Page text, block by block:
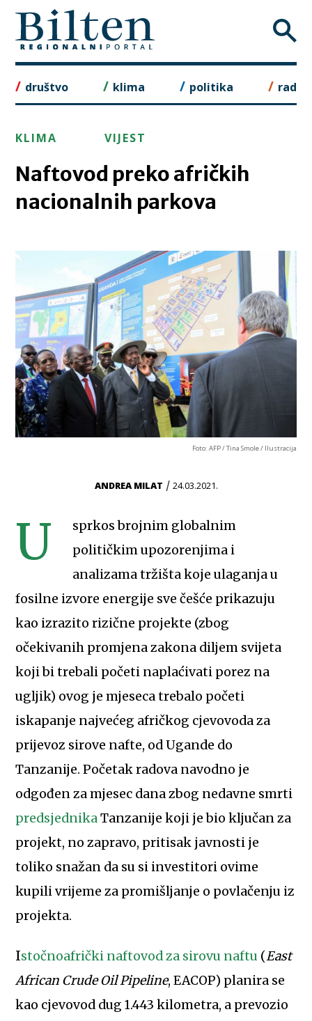
to
content
društvo klima politika rad
KLIMA VIJEST
Naftovod preko afričkih
nacionalnih parkova
Foto: AFP / Tina Smole / Ilustracija
ANDREA MILAT / 24.03.2021.
U
sprkos brojnim globalnim
političkim upozorenjima i
analizama tržišta koje ulaganja u
fosilne izvore energije sve češće prikazuju
kao izrazito rizične projekte (zbog
očekivanih promjena zakona diljem svijeta
koji bi trebali početi naplaćivati porez na
ugljik) ovog je mjeseca trebalo početi
iskapanje najvećeg afričkog cjevovoda za
prijevoz sirove nafte, od Ugande do
Tanzanije. Početak radova navodno je
odgođen za mjesec dana zbog nedavne smrti
predsjednikaTanzanije koji je bio ključan za
projekt, no zapravo, pritisak javnosti je
toliko snažan da su si investitori ovime
kupili vrijeme za promišljanje o povlačenju iz
projekta.
Istočnoafrički naftovod za sirovu naftu (East
African Crude Oil Pipeline, EACOP) planira se
kao cjevovod dug 1.443 kilometra, a prevozio